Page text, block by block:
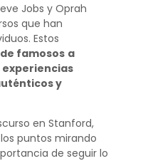
Jobs y Oprah
que han
Estos
famosos a
experiencias
y
en Stanford,
puntos mirando
de seguir lo